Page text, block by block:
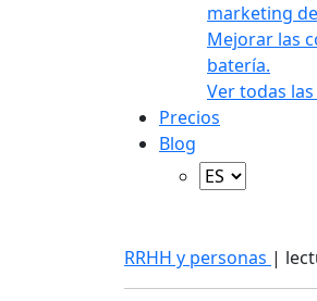
marketing
Mejorar las
batería.
Ver todas
Precios
Blog
RRHH y personas |